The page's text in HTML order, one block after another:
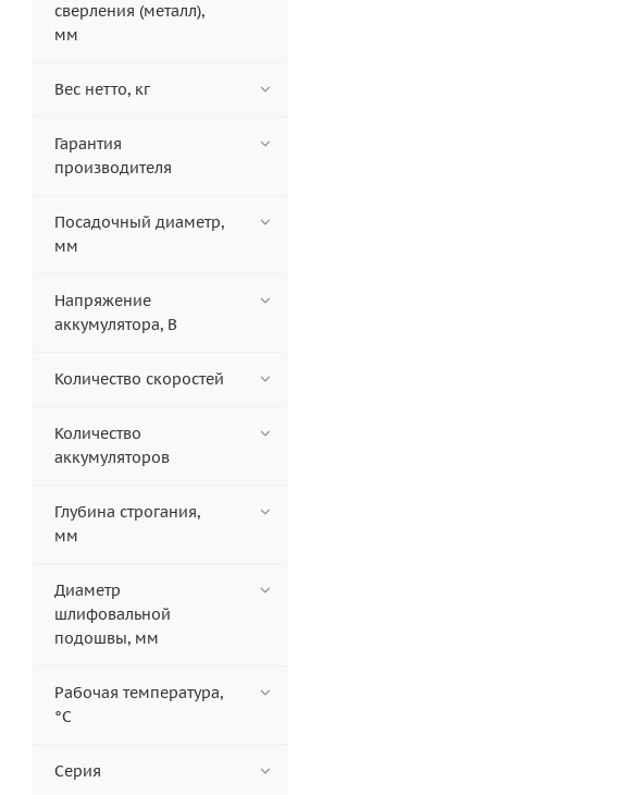
сверления (металл),
мм
Вес нетто, кг
Гарантия
производителя
Посадочный диаметр,
мм
Напряжение
аккумулятора, В
Количество скоростей
Количество
аккумуляторов
Глубина строгания,
мм
Диаметр
шлифовальной
подошвы, мм
Рабочая температура,
°C
Серия